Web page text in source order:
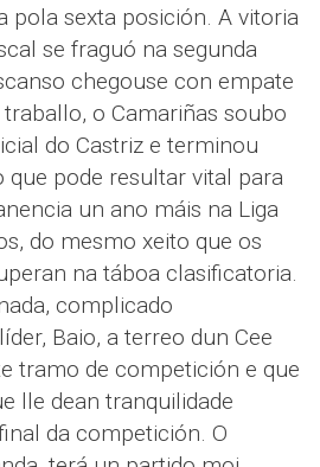
pola sexta posición. A vitoria
se fraguó na segunda
chegouse con empate
o Camariñas soubo
do Castriz e terminou
pode resultar vital para
un ano máis na Liga
do mesmo xeito que os
na táboa clasificatoria.
complicado
Baio, a terreo dun Cee
tramo de competición e que
lle dean tranquilidade
da competición. O